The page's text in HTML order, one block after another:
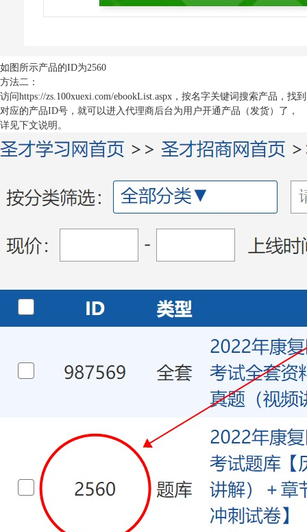
如图所示产品的ID为2560
方法二：
访问https://zs.100xuexi.com/ebookList.aspx ，按名字关键词搜索产品，找到
对应的产品ID号，就可以进入代理商后台为用户开通产品（发货）了，
详见下文说明。